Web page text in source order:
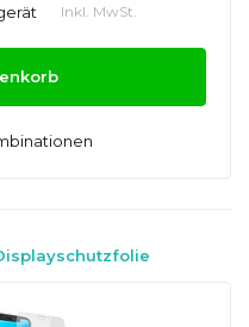
Inkl. MwSt.